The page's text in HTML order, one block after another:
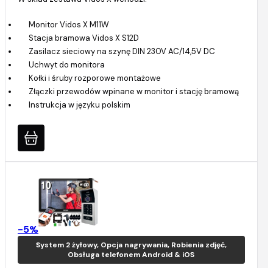
Monitor Vidos X M11W
Stacja bramowa Vidos X S12D
Zasilacz sieciowy na szynę DIN 230V AC/14,5V DC
Uchwyt do monitora
Kołki i śruby rozporowe montażowe
Złączki przewodów wpinane w monitor i stację bramową
Instrukcja w języku polskim
-5%
System 2 żyłowy, Opcja nagrywania, Robienia zdjęć,
Obsługa telefonem Android & iOS